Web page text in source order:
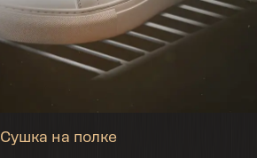
Сушка на полке